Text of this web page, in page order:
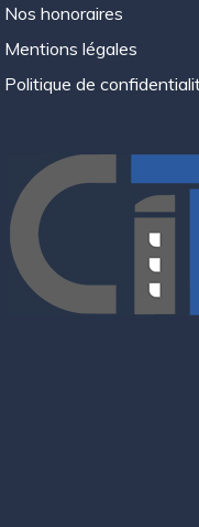
Nos honoraires
Mentions légales
Politique de